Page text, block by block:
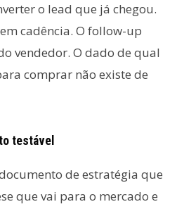
o lead que já chegou.
cadência. O follow-up
vendedor. O dado de qual
comprar não existe de
testável
de estratégia que
que vai para o mercado e